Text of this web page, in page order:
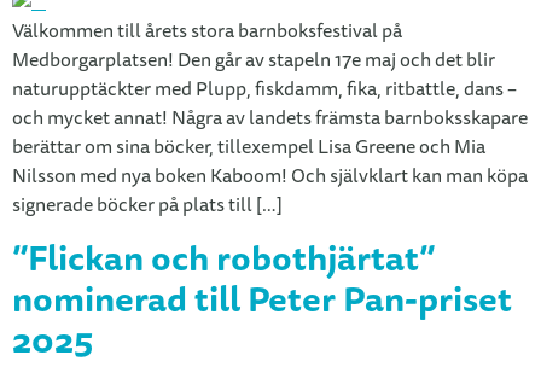
Välkommen till årets stora barnboksfestival på
Medborgarplatsen! Den går av stapeln 17e maj och det blir
naturupptäckter med Plupp, fiskdamm, fika, ritbattle, dans –
och mycket annat! Några av landets främsta barnboksskapare
berättar om sina böcker, tillexempel Lisa Greene och Mia
Nilsson med nya boken Kaboom! Och självklart kan man köpa
signerade böcker på plats till […]
”Flickan och robothjärtat”
nominerad till Peter Pan-priset
2025